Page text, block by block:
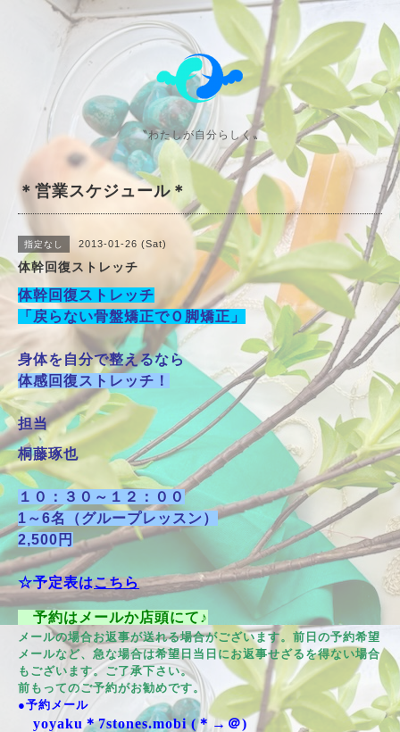
〝わたしが自分らしく〟
＊営業スケジュール＊
指定なし 2013-01-26 (Sat)
体幹回復ストレッチ
体幹回復ストレッチ
「戻らない骨盤矯正でＯ脚矯正」
身体を自分で整えるなら
体感回復ストレッチ！
担当
桐藤琢也
１０：３０～１２：００
1～6名（グループレッスン）
2,500円
☆予定表はこちら
予約はメールか店頭にて♪
メールの場合お返事が送れる場合がございます。前日の予約希望
メールなど、急な場合は希望日当日にお返事せざるを得ない場合
もございます。ご了承下さい。
前もってのご予約がお勧めです。
●予約メール
yoyaku＊7stones.mobi (＊→＠)